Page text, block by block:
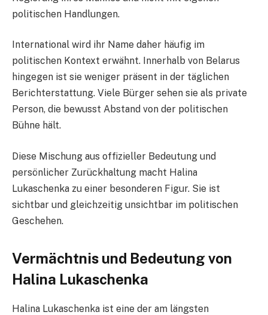
politischen Handlungen.
International wird ihr Name daher häufig im
politischen Kontext erwähnt. Innerhalb von Belarus
hingegen ist sie weniger präsent in der täglichen
Berichterstattung. Viele Bürger sehen sie als private
Person, die bewusst Abstand von der politischen
Bühne hält.
Diese Mischung aus offizieller Bedeutung und
persönlicher Zurückhaltung macht Halina
Lukaschenka zu einer besonderen Figur. Sie ist
sichtbar und gleichzeitig unsichtbar im politischen
Geschehen.
Vermächtnis und Bedeutung von
Halina Lukaschenka
Halina Lukaschenka ist eine der am längsten